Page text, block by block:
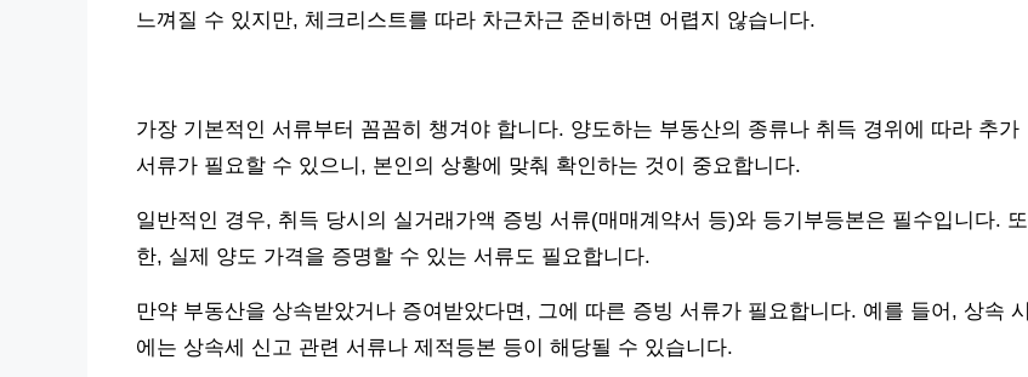
느껴질 수 있지만, 체크리스트를 따라 차근차근 준비하면 어렵지 않습니다.
가장 기본적인 서류부터 꼼꼼히 챙겨야 합니다. 양도하는 부동산의 종류나 취득 경위에 따라 추가
서류가 필요할 수 있으니, 본인의 상황에 맞춰 확인하는 것이 중요합니다.
일반적인 경우, 취득 당시의 실거래가액 증빙 서류(매매계약서 등)와 등기부등본은 필수입니다. 또
한, 실제 양도 가격을 증명할 수 있는 서류도 필요합니다.
만약 부동산을 상속받았거나 증여받았다면, 그에 따른 증빙 서류가 필요합니다. 예를 들어, 상속 시
에는 상속세 신고 관련 서류나 제적등본 등이 해당될 수 있습니다.